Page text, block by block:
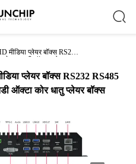
प्लेयर बॉक्स RS232
यूएचडी ऑक्टा कोर धातु
प्लेयर बॉक्स RS232 RS485
ऑक्टा कोर धातु प्लेयर बॉक्स